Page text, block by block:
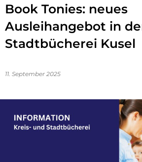
Book Tonies: neues
Ausleihangebot in
Stadtbücherei Kusel
11. September 2025